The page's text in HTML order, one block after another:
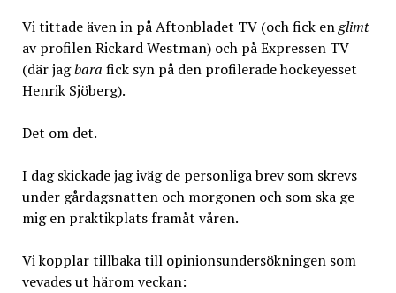
Vi tittade även in på Aftonbladet TV (och fick englimt
av profilen Rickard Westman) och på Expressen TV
(där jagbara fick syn på den profilerade hockeyesset
Henrik Sjöberg).
Det om det.
I dag skickade jag iväg de personliga brev som skrevs
under gårdagsnatten och morgonen och som ska ge
mig en praktikplats framåt våren.
Vi kopplar tillbaka till opinionsundersökningen som
vevades ut härom veckan: